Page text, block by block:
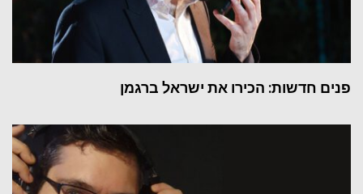
פנים חדשות: הכירו את ישראל ברגמן